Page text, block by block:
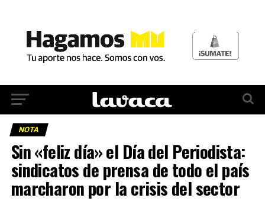
NOTA
Sin «feliz día» el Día del Periodista:
sindicatos de prensa de todo el país
marcharon por la crisis del sector